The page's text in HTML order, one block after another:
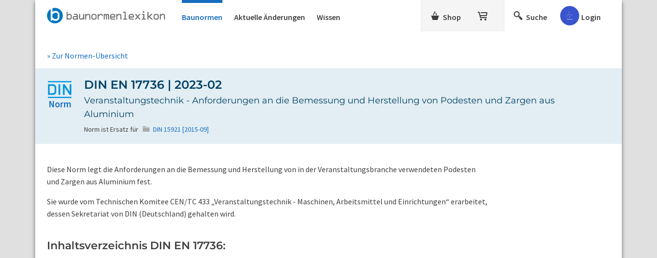
Baunormen Aktuelle Änderungen Wissen Shop Suche Login
» Zur Normen-Übersicht
Norm
DIN EN 17736 | 2023-02
Veranstaltungstechnik - Anforderungen an die Bemessung und Herstellung von Podesten und Zargen aus
Aluminium
Norm ist Ersatz für DIN 15921 [2015-09]
Diese Norm legt die Anforderungen an die Bemessung und Herstellung von in der Veranstaltungsbranche verwendeten Podesten
und Zargen aus Aluminium fest.
Sie wurde vom Technischen Komitee CEN/TC 433 „Veranstaltungstechnik - Maschinen, Arbeitsmittel und Einrichtungen“ erarbeitet,
dessen Sekretariat von DIN (Deutschland) gehalten wird.
Inhaltsverzeichnis DIN EN 17736: